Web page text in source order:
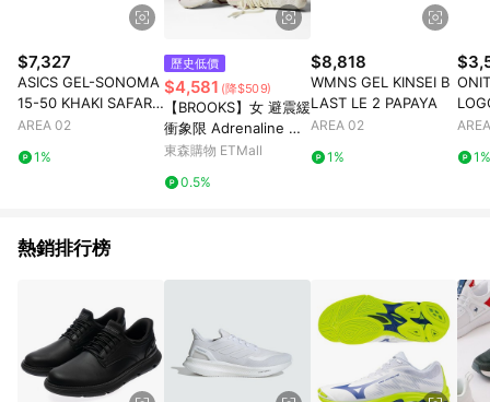
$7,327
ASICS GEL-SONOMA
15-50 KHAKI SAFARI
SAND
AREA 02
1%
歷史低價
$4,581 (降$509)
【BROOKS】女 避震緩
衝象限 Adrenaline GT
S 25 (1204431B128)
東森購物 ETMall
0.5%
$8,818
WMNS GEL KINSEI B
LAST LE 2 PAPAYA
AREA 02
1%
E
1%
熱銷排行榜